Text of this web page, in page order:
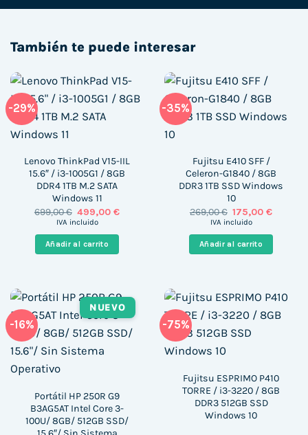
También te puede interesar
-29%
Lenovo ThinkPad V15-IIL
15.6″ / i3-1005G1 / 8GB
DDR4 1TB M.2 SATA
Windows 11
699,00€ El
precio
era:
699,00 €.
499,00€El
IVA incluido
Añadir al carrito
-35%
Fujitsu E410 SFF /
Celeron-G1840 / 8GB
DDR3 1TB SSD Windows
10
269,00€ El
precio
era:
269,00 €.
175,00€El
es:
175,00
IVA incluido
Añadir al carrito
-16%
NUEVO
Portátil HP 250R G9
B3AG5AT Intel Core 3-
100U/ 8GB/ 512GB SSD/
-75%
Fujitsu ESPRIMO P410
TORRE / i3-3220 / 8GB
DDR3 512GB SSD
Windows 10